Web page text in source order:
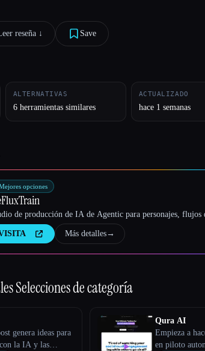
reseña ↓︎ Save
ALTERNATIVAS
6 herramientas similares
ACTUALIZADO
hace 1 semanas
opciones
de producción de IA de Agentic para personajes, flujos
Más detalles→
Selecciones de categoría
genera ideas para
la IA y las
Qura AI
Empieza a
en piloto